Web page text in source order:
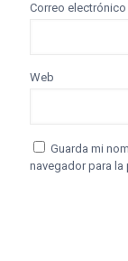
Correo electrónico
Web
Guarda mi
navegador para la